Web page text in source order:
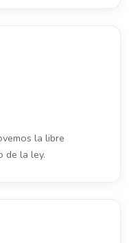
la libre
de la ley.